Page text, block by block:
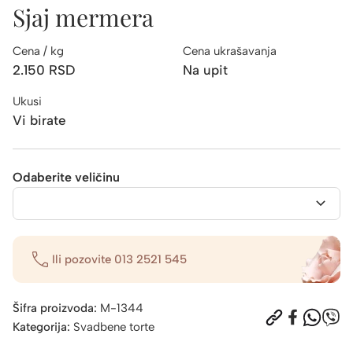
Sjaj mermera
Cena / kg
2.150 RSD
Cena ukrašavanja
Na upit
Ukusi
Vi birate
Odaberite veličinu
Ili pozovite 013 2521 545
Šifra proizvoda: M-1344
Kategorija: Svadbene torte